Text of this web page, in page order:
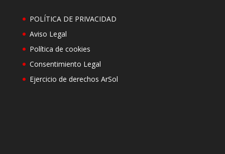
POLÍTICA DE PRIVACIDAD
Aviso Legal
Política de cookies
Consentimiento Legal
Ejercicio de derechos ArSol